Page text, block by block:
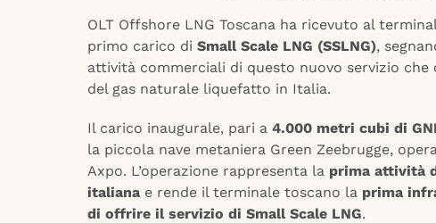
OLT Offshore LNG Toscana ha ricevuto al
primo carico di Small Scale LNG (SSLNG),
attività commerciali di questo nuovo servizio
del gas naturale liquefatto in Italia.
Il carico inaugurale, pari a 4.000 metri cubi di
la piccola nave metaniera Green Zeebrugge,
Axpo. L’operazione rappresenta la prima attività
italiana e rende il terminale toscano la prima
di offrire il servizio di Small Scale LNG.